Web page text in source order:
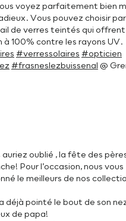
voyez parfaitement bien
Vous pouvez choisir
de verres teintés qui
100% contre les rayons UV.
#verressolaires #opticien
#frasneslezbuissenal @
auriez oublié , la fête des
Pour l’occasion, nous vous
le meilleurs de nos
déjà pointé le bout de son
de papa!